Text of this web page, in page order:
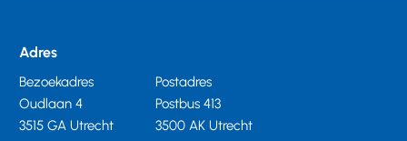
Adres
Bezoekadres
Oudlaan 4
3515 GA Utrecht
Postadres
Postbus 413
3500 AK Utrecht